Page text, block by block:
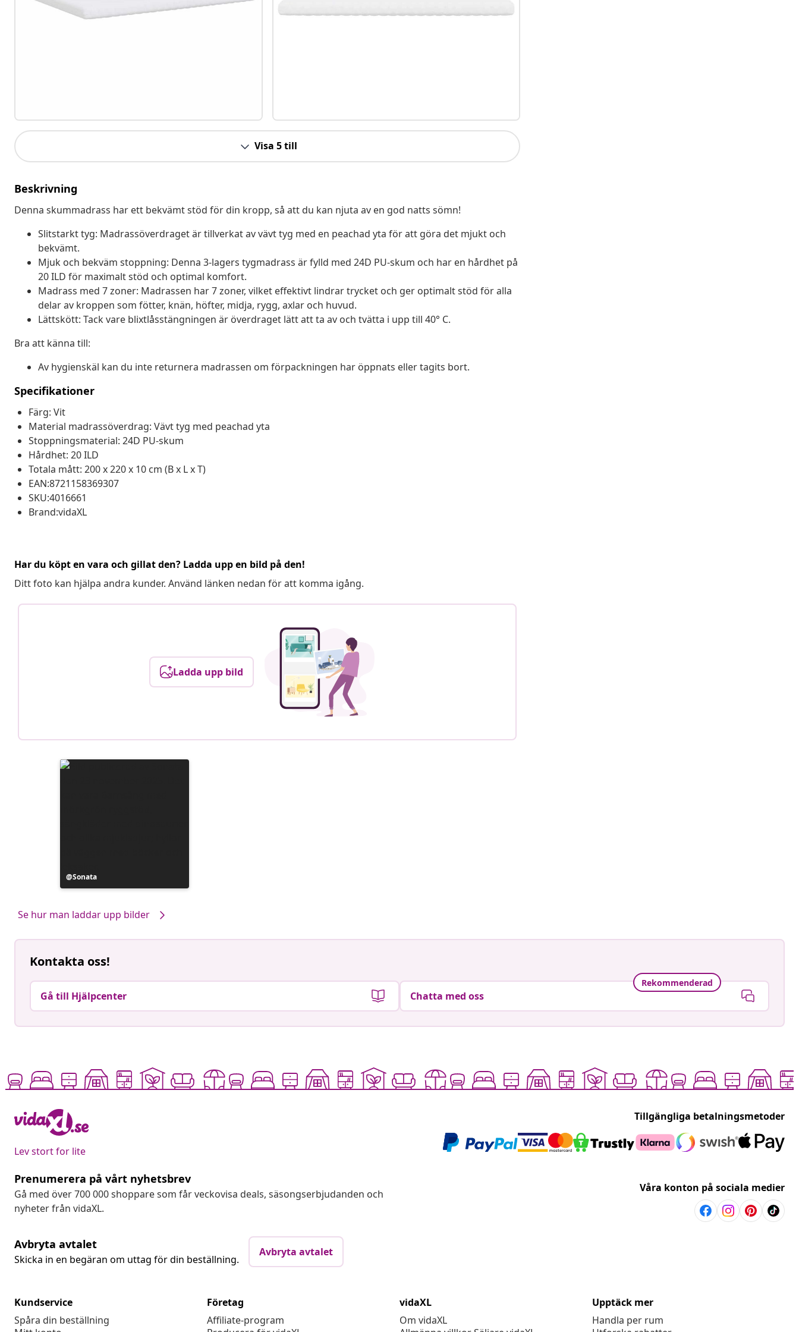
Visa 5 till
Beskrivning
Denna skummadrass har ett bekvämt stöd för din kropp, så att du kan njuta av en god natts sömn!
Slitstarkt tyg: Madrassöverdraget är tillverkat av vävt tyg med en peachad yta för att göra det mjukt och
bekvämt.
Mjuk och bekväm stoppning: Denna 3-lagers tygmadrass är fylld med 24D PU-skum och har en hårdhet på
20 ILD för maximalt stöd och optimal komfort.
Madrass med 7 zoner: Madrassen har 7 zoner, vilket effektivt lindrar trycket och ger optimalt stöd för alla
delar av kroppen som fötter, knän, höfter, midja, rygg, axlar och huvud.
Lättskött: Tack vare blixtlåsstängningen är överdraget lätt att ta av och tvätta i upp till 40° C.
Bra att känna till:
Av hygienskäl kan du inte returnera madrassen om förpackningen har öppnats eller tagits bort.
Specifikationer
Färg: Vit
Material madrassöverdrag: Vävt tyg med peachad yta
Stoppningsmaterial: 24D PU-skum
Hårdhet: 20 ILD
Totala mått: 200 x 220 x 10 cm (B x L x T)
EAN:8721158369307
SKU:4016661
Brand:vidaXL
Har du köpt en vara och gillat den? Ladda upp en bild på den!
Ditt foto kan hjälpa andra kunder. Använd länken nedan för att komma igång.
Ladda upp bild
Inlägg
publicerat
Sonata
Se hur man laddar upp bilder
Kontakta oss!
Gå till Hjälpcenter
Rekommenderad
Chatta med oss
Lev stort for lite
Tillgängliga betalningsmetoder
Prenumerera på vårt nyhetsbrev
Gå med över 700 000 shoppare som får veckovisa deals, säsongserbjudanden och
nyheter från vidaXL.
Våra konton på sociala medier
Avbryta avtalet
Skicka in en begäran om uttag för din beställning.
Avbryta avtalet
Kundservice
Spåra din beställning
Företag
Affiliate-program
vidaXL
Om vidaXL
Upptäck mer
Handla per rum